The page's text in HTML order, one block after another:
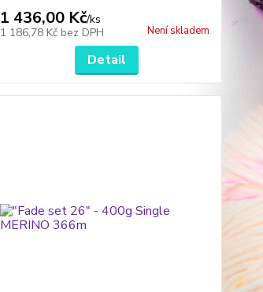
1 436,00 Kč/ks
1 186,78 Kč bez DPH Není skladem
Detail